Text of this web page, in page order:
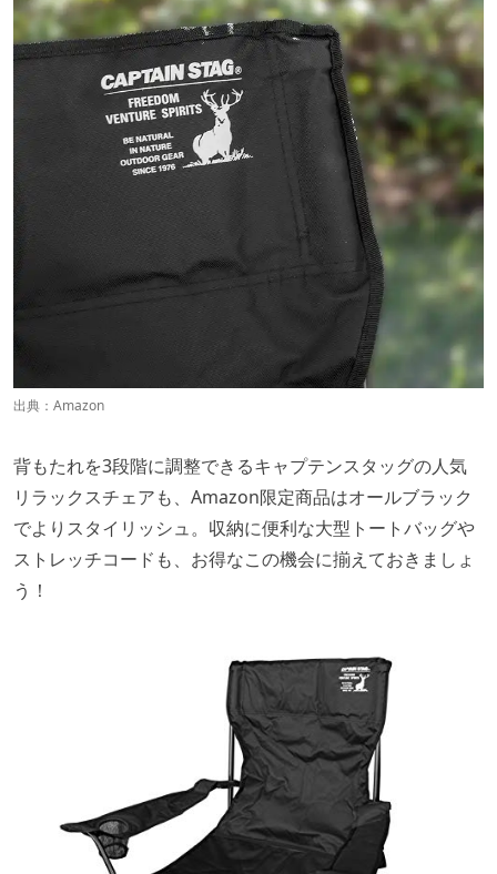
出典： Amazon
背もたれを3段階に調整できるキャプテンスタッグの人気
リラックスチェアも、Amazon限定商品はオールブラック
でよりスタイリッシュ。収納に便利な大型トートバッグや
ストレッチコードも、お得なこの機会に揃えておきましょ
う！